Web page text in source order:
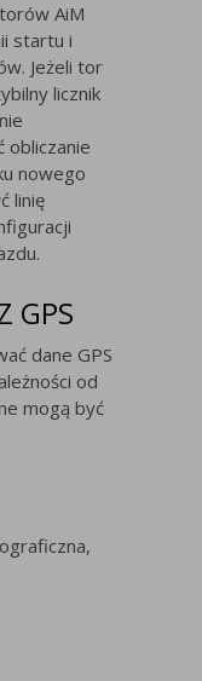
AiM
startu i
Jeżeli tor
licznik
obliczanie
nowego
linię
GPS
dane GPS
od
mogą być